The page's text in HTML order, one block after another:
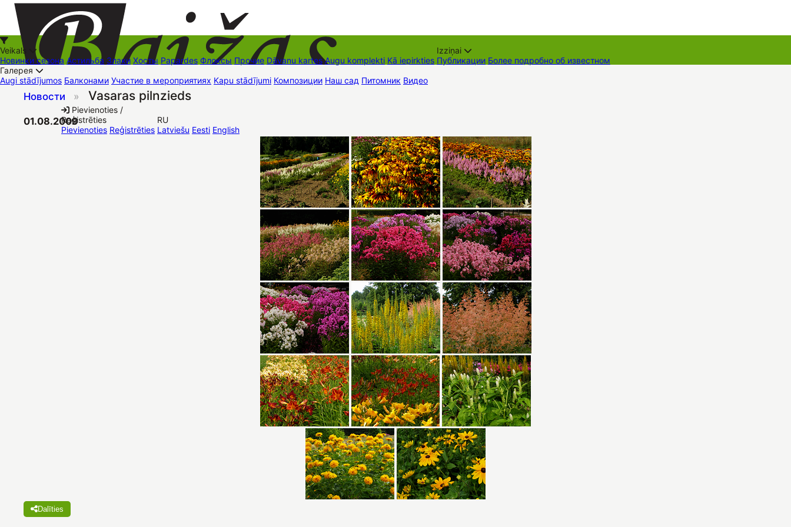
+37126545879 baizas@baizas.lv
Pievienoties /
Reģistrēties
Pievienoties Reģistrēties
RU
Latviešu Eesti English
Veikals
Новинки сезона Астильба Злаки Хосты Papardes Флоксы Прочие Dāvanu kartes Augu komplekti Kā iepirkties
Izziņai
Публикации Более подробно об известном
Галерея
Augi stādījumos Балконами Участие в мероприятиях Kapu stādījumi Композиции Наш сад Питомник Видео
Новости » Vasaras pilnzieds
01.08.2009
Dalīties